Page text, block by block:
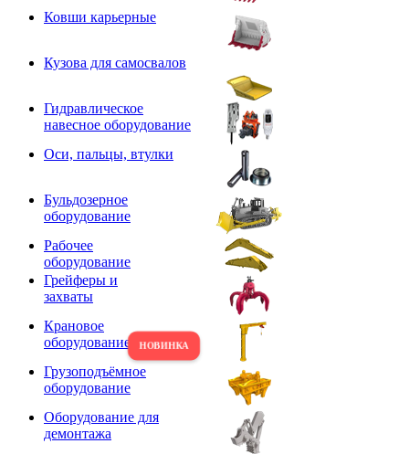
Ковши карьерные
Кузова для самосвалов
Гидравлическое
навесное оборудование
Оси, пальцы, втулки
Бульдозерное
оборудование
Рабочее
оборудование
Грейферы и
захваты
Крановое
оборудование
Грузоподъёмное
оборудование
Оборудование для
демонтажа